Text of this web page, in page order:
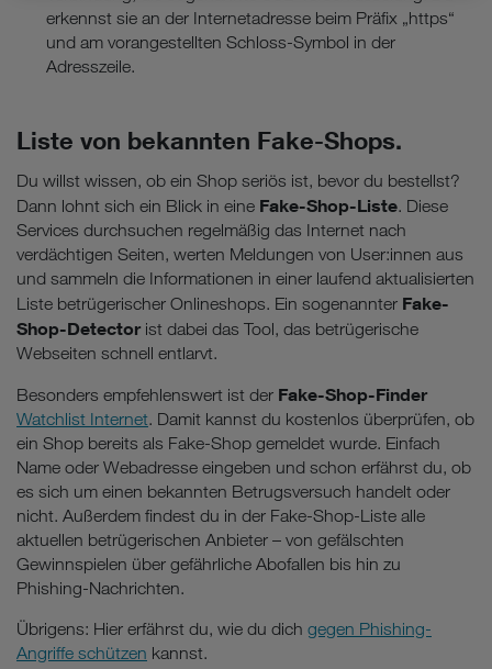
erkennst sie an der Internetadresse beim Präfix „https“
und am vorangestellten Schloss-Symbol in der
Adresszeile.
Liste von bekannten Fake-Shops.
Du willst wissen, ob ein Shop seriös ist, bevor du bestellst?
Dann lohnt sich ein Blick in eine Fake-Shop-Liste. Diese
Services durchsuchen regelmäßig das Internet nach
verdächtigen Seiten, werten Meldungen von User:innen aus
und sammeln die Informationen in einer laufend aktualisierten
Liste betrügerischer Onlineshops. Ein sogenannter Fake-
Shop-Detector ist dabei das Tool, das betrügerische
Webseiten schnell entlarvt.
Besonders empfehlenswert ist der Fake-Shop-Finder
Watchlist Internet. Damit kannst du kostenlos überprüfen, ob
ein Shop bereits als Fake-Shop gemeldet wurde. Einfach
Name oder Webadresse eingeben und schon erfährst du, ob
es sich um einen bekannten Betrugsversuch handelt oder
nicht. Außerdem findest du in der Fake-Shop-Liste alle
aktuellen betrügerischen Anbieter – von gefälschten
Gewinnspielen über gefährliche Abofallen bis hin zu
Phishing-Nachrichten.
Übrigens: Hier erfährst du, wie du dich gegen Phishing-
Angriffe schützen kannst.
Rechtsbehelfe zur Verfügung.
Cookies von Unternehmen in Drittstaaten, die ein ähnliches
Unternehmen behandelt.
Wenn Sie „Nur notwendige Cookies“ wählen, dann sind für
Sie nur jene Cookies im Einsatz, die zur Funktion dieser
Website unerlässlich sind.